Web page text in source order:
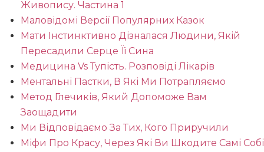
Живопису. Частина 1
Маловідомі Версії Популярних Казок
Мати Інстинктивно Дізналася Людини, Якій
Пересадили Серце Її Сина
Медицина Vs Тупість. Розповіді Лікарів
Ментальні Пастки, В Які Ми Потрапляємо
Метод Глечиків, Який Допоможе Вам
Заощадити
Ми Відповідаємо За Тих, Кого Приручили
Міфи Про Красу, Через Які Ви Шкодите Самі Собі